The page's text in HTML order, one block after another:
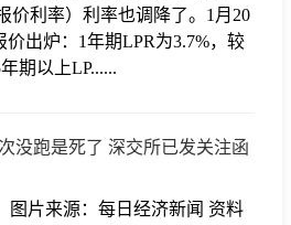
价利率）利率也调降了。1月20
价出炉：1年期LPR为3.7%，较
期以上LP......
没跑是死了 深交所已发关注函
图片来源：每日经济新闻 资料